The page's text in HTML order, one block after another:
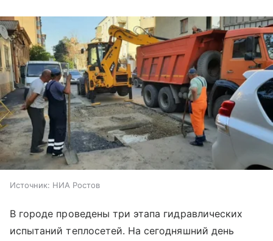
Источник: НИА Ростов
В городе проведены три этапа гидравлических
испытаний теплосетей. На сегодняшний день